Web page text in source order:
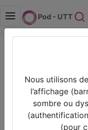
Pod - UTT
Filtres
Types
Animation
Nous utilisons
l’affichage
sombre ou
(pour